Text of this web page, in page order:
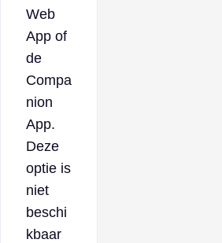
Web
App of
de
Compa
nion
App.
Deze
optie is
niet
beschi
kbaar